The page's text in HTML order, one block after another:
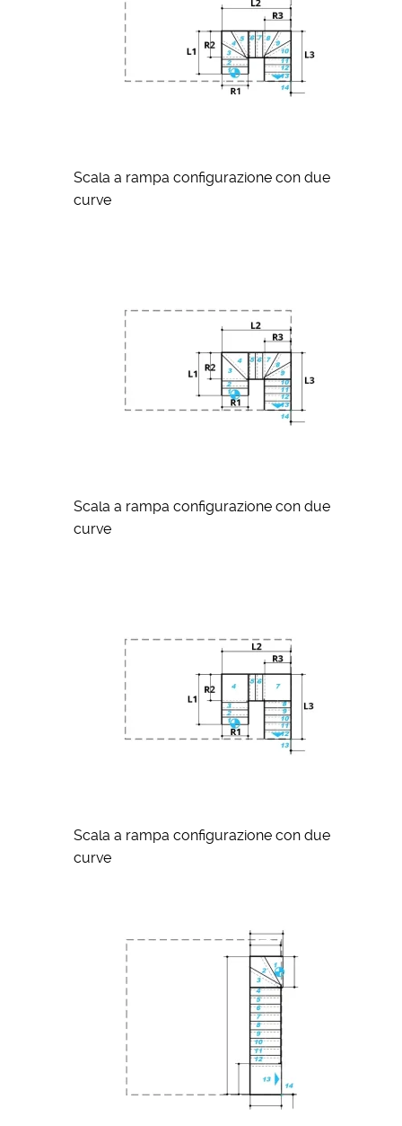
Scala a rampa configurazione con due
curve
Scala a rampa configurazione con due
curve
Scala a rampa configurazione con due
curve